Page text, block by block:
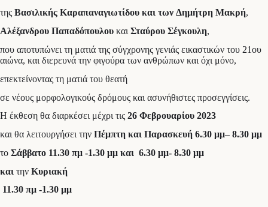
της Βασιλικής Καραπαναγιωτίδου και των Δημήτρη Μακρή,
Αλέξανδρου Παπαδόπουλου και Σταύρου Σέγκουλη,
που αποτυπώνει τη ματιά της σύγχρονης γενιάς εικαστικών του 21ου
αιώνα, και διερευνά την φιγούρα των ανθρώπων και όχι μόνο,
επεκτείνοντας τη ματιά του θεατή
σε νέους μορφολογικούς δρόμους και ασυνήθιστες προσεγγίσεις.
Η έκθεση θα διαρκέσει μέχρι τις 26 Φεβρουαρίου 2023
και θα λειτουργήσει την Πέμπτη και Παρασκευή 6.30 μμ– 8.30 μμ
το Σάββατο 11.30 πμ -1.30 μμ και 6.30 μμ- 8.30 μμ
και την Κυριακή
11.30 πμ -1.30 μμ